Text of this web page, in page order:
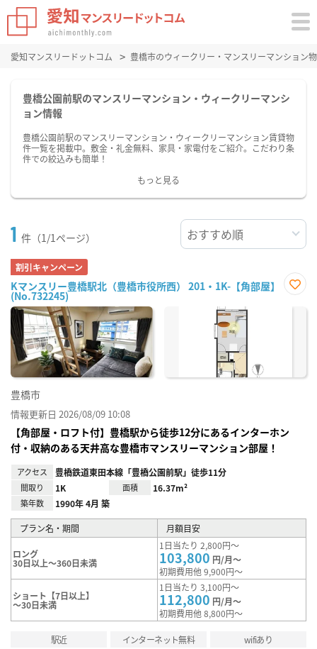
愛知マンスリードットコム 豊橋市のウィークリー・マンスリーマンション
豊橋公園前駅のマンスリーマンション・ウィークリーマンシ
ョン情報
豊橋公園前駅のマンスリーマンション・ウィークリーマンション賃貸物
件一覧を掲載中。敷金・礼金無料、家具・家電付をご紹介。こだわり条
件での絞込みも簡単！
もっと見る
1 件（1/1ページ）
割引キャンペーン
Kマンスリー豊橋駅北（豊橋市役所西） 201・1K-【角部屋】
(No.732245)
に入
豊橋市
情報更新日 2026/08/09 10:08
【角部屋・ロフト付】豊橋駅から徒歩12分にあるインターホン
付・収納のある天井高な豊橋市マンスリーマンション部屋！
アクセス 豊橋鉄道東田本線「豊橋公園前駅」徒歩11分
間取り 1K 面積 16.37m²
築年数 1990年 4月 築
プラン名・期間 月額目安
ロング
30日以上～360日未満
1日当たり 2,800円～
103,800 円/月～
初期費用他 9,900円～
ショート【7日以上】
～30日未満
1日当たり 3,100円～
112,800 円/月～
初期費用他 8,800円～
駅近 インターネット無料
wifiあり